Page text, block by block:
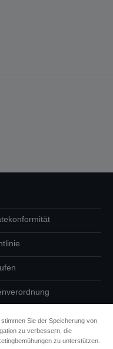
Sie der Speicherung von
zu verbessern, die
zu unterstützen.